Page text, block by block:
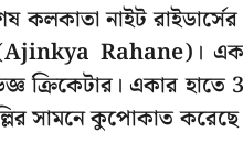
কলকাতা নাইট
(Ajinkya Rahane)।
ক্রিকেটার। একার
সামনে কুপোকাত